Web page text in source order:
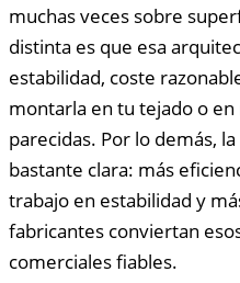
muchas veces sobre
distinta es que esa
estabilidad, coste
montarla en tu tejado o
parecidas. Por lo demás,
bastante clara: más
trabajo en estabilidad y
fabricantes conviertan
comerciales fiables.